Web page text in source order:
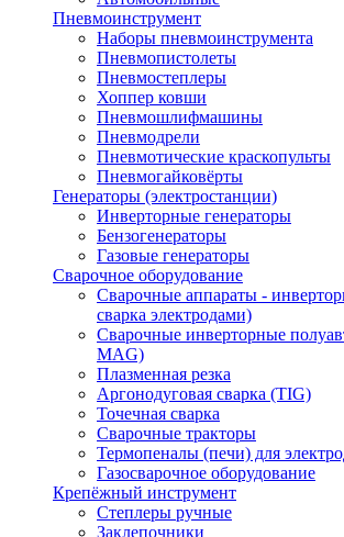
Пневмоинструмент
Наборы пневмоинструмента
Пневмопистолеты
Пневмостеплеры
Хоппер ковши
Пневмошлифмашины
Пневмодрели
Пневмотические краскопульты
Пневмогайковёрты
Генераторы (электростанции)
Инверторные генераторы
Бензогенераторы
Газовые генераторы
Сварочное оборудование
Сварочные аппараты -
сварка электродами)
Сварочные инверторные
MAG)
Плазменная резка
Аргонодуговая сварка (TIG)
Точечная сварка
Сварочные тракторы
Термопеналы (печи) для
Газосварочное оборудование
Крепёжный инструмент
Степлеры ручные
Заклепочники